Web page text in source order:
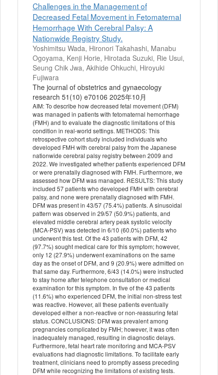
Challenges in the Management of
Decreased Fetal Movement in Fetomaternal
Hemorrhage With Cerebral Palsy: A
Nationwide Registry Study.
Yoshimitsu Wada, Hironori Takahashi, Manabu
Ogoyama, Kenji Horie, Hirotada Suzuki, Rie Usui,
Seung Chik Jwa, Akihide Ohkuchi, Hiroyuki
Fujiwara
The journal of obstetrics and gynaecology
research 51(10) e70106 2025年10月
AIM: To describe how decreased fetal movement (DFM)
was managed in patients with fetomaternal hemorrhage
(FMH) and to evaluate the diagnostic limitations of this
condition in real-world settings. METHODS: This
retrospective cohort study included individuals who
developed FMH with cerebral palsy from the Japanese
nationwide cerebral palsy registry between 2009 and
2022. We investigated whether patients experienced DFM
or were prenatally diagnosed with FMH. Furthermore, we
assessed how DFM was managed. RESULTS: This study
included 57 patients who developed FMH with cerebral
palsy, and none were prenatally diagnosed with FMH.
DFM was present in 43/57 (75.4%) patients. A sinusoidal
pattern was observed in 29/57 (50.9%) patients, and
elevated middle cerebral artery peak systolic velocity
(MCA-PSV) was detected in 6/10 (60.0%) patients who
underwent this test. Of the 43 patients with DFM, 42
(97.7%) sought medical care for this symptom; however,
only 12 (27.9%) underwent examinations on the same
day as the onset of DFM, and 9 (20.9%) were admitted on
that same day. Furthermore, 6/43 (14.0%) were instructed
to stay home after telephone consultation or medical
examination for this symptom. In five of the 43 patients
(11.6%) who experienced DFM, the initial non-stress test
was reactive. However, all these patients eventually
developed either a non-reactive or non-reassuring fetal
status. CONCLUSIONS: DFM was prevalent among
pregnancies complicated by FMH; however, it was often
inadequately managed, resulting in diagnostic delays.
Furthermore, fetal heart rate monitoring and MCA-PSV
evaluations had diagnostic limitations. To facilitate early
treatment, clinicians need to promptly assess preceding
DFM while recognizing the limitations of existing tests.